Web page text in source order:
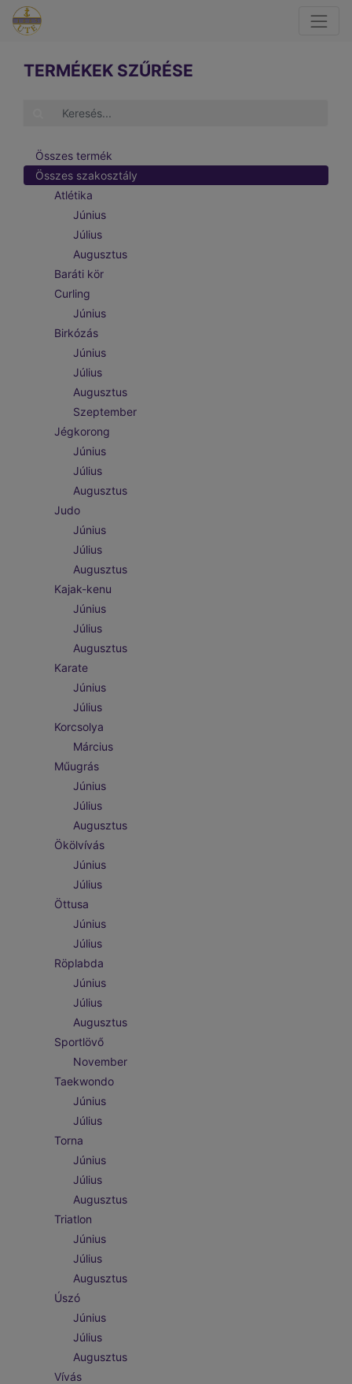
TERMÉKEK SZŰRÉSE
Összes termék
Összes szakosztály
Atlétika
Június
Július
Augusztus
Baráti kör
Curling
Június
Birkózás
Június
Július
Augusztus
Szeptember
Jégkorong
Június
Július
Augusztus
Judo
Június
Július
Augusztus
Kajak-kenu
Június
Július
Augusztus
Karate
Június
Július
Korcsolya
Március
Műugrás
Június
Július
Augusztus
Ökölvívás
Június
Július
Öttusa
Június
Július
Röplabda
Június
Július
Augusztus
Sportlövő
November
Taekwondo
Június
Július
Torna
Június
Július
Augusztus
Triatlon
Június
Július
Augusztus
Úszó
Június
Július
Augusztus
Vívás